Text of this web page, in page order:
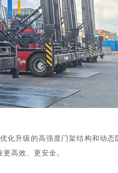
优化升级的高强度门架结构和动态
高效、更安全。